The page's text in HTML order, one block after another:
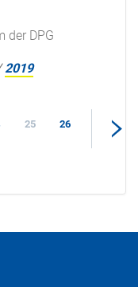
der DPG
2019
25 26